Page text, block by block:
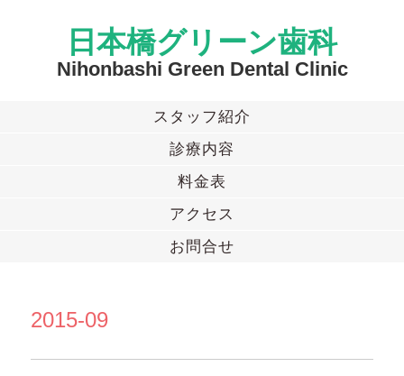
日本橋グリーン歯科
Nihonbashi Green Dental Clinic
スタッフ紹介
診療内容
料金表
アクセス
お問合せ
2015-09